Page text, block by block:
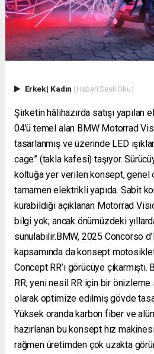
Erkek| Kadın (Haberi Sesli Oku)
Şirketin hâlihazırda satışı
04’ü temel alan BMW Motorrad
tasarlanmış ve üzerinde LED
cage” (takla kafesi) taşıyor.
koltuğa yer verilen konsept, genel
tamamen elektrikli yapıda. Sabit
kurabildiği açıklanan Motorrad
bilgi yok; ancak önümüzdeki
sunulabilir.BMW, 2025 Concorso
kapsamında da konsept
Concept RR’ı görücüye
RR, yeni nesil RR için bir
olarak optimize edilmiş gövde
Yüksek oranda karbon fiber ve
hazırlanan bu konsept hız
rağmen üretimden çok uzakta